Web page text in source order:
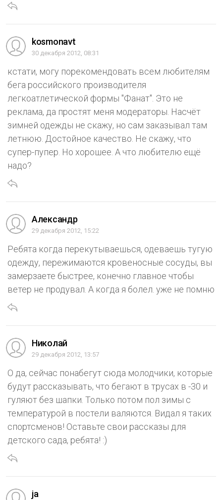
kosmonavt
30 декабря 2012, 08:31
кстати, могу порекомендовать всем любителям
бега российского производителя
легкоатлетической формы "Фанат". Это не
реклама, да простят меня модераторы. Насчёт
зимней одежды не скажу, но сам заказывал там
летнюю. Достойное качество. Не скажу, что
супер-пупер. Но хорошее. А что любителю ещё
надо?
Александр
29 декабря 2012, 15:22
Ребята когда перекутываешься, одеваешь тугую
одежду, пережимаются кровеносные сосуды, вы
замерзаете быстрее, конечно главное чтобы
ветер не продувал. А когда я болел. уже не помню
Николай
29 декабря 2012, 13:57
О да, сейчас понабегут сюда молодчики, которые
будут рассказывать, что бегают в трусах в -30 и
гуляют без шапки. Только потом пол зимы с
температурой в постели валяются. Видал я таких
спортсменов! Оставьте свои рассказы для
детского сада, ребята! :)
ja